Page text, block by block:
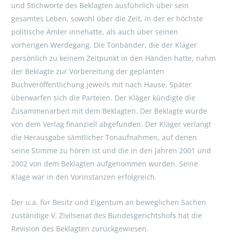
und Stichworte des Beklagten ausführlich über sein
gesamtes Leben, sowohl über die Zeit, in der er höchste
politische Ämter innehatte, als auch über seinen
vorherigen Werdegang. Die Tonbänder, die der Kläger
persönlich zu keinem Zeitpunkt in den Händen hatte, nahm
der Beklagte zur Vorbereitung der geplanten
Buchveröffentlichung jeweils mit nach Hause. Später
überwarfen sich die Parteien. Der Kläger kündigte die
Zusammenarbeit mit dem Beklagten. Der Beklagte wurde
von dem Verlag finanziell abgefunden. Der Kläger verlangt
die Herausgabe sämtlicher Tonaufnahmen, auf denen
seine Stimme zu hören ist und die in den Jahren 2001 und
2002 von dem Beklagten aufgenommen wurden. Seine
Klage war in den Vorinstanzen erfolgreich.
Der u.a. für Besitz und Eigentum an beweglichen Sachen
zuständige V. Zivilsenat des Bundesgerichtshofs hat die
Revision des Beklagten zurückgewiesen.